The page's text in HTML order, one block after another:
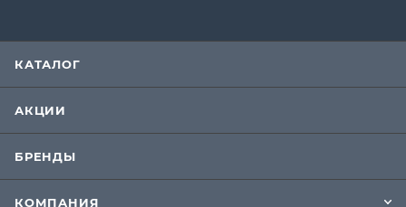
КАТАЛОГ
АКЦИИ
БРЕНДЫ
КОМПАНИЯ